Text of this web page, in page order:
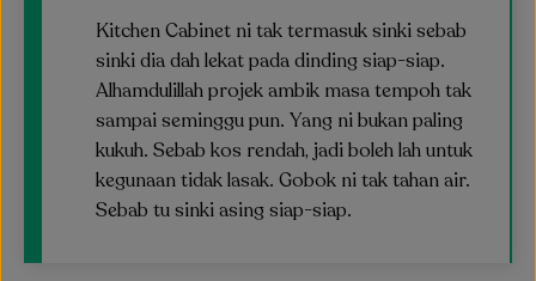
Kitchen Cabinet ni tak termasuk sinki sebab
sinki dia dah lekat pada dinding siap-siap.
Alhamdulillah projek ambik masa tempoh tak
sampai seminggu pun. Yang ni bukan paling
kukuh. Sebab kos rendah, jadi boleh lah untuk
kegunaan tidak lasak. Gobok ni tak tahan air.
Sebab tu sinki asing siap-siap.